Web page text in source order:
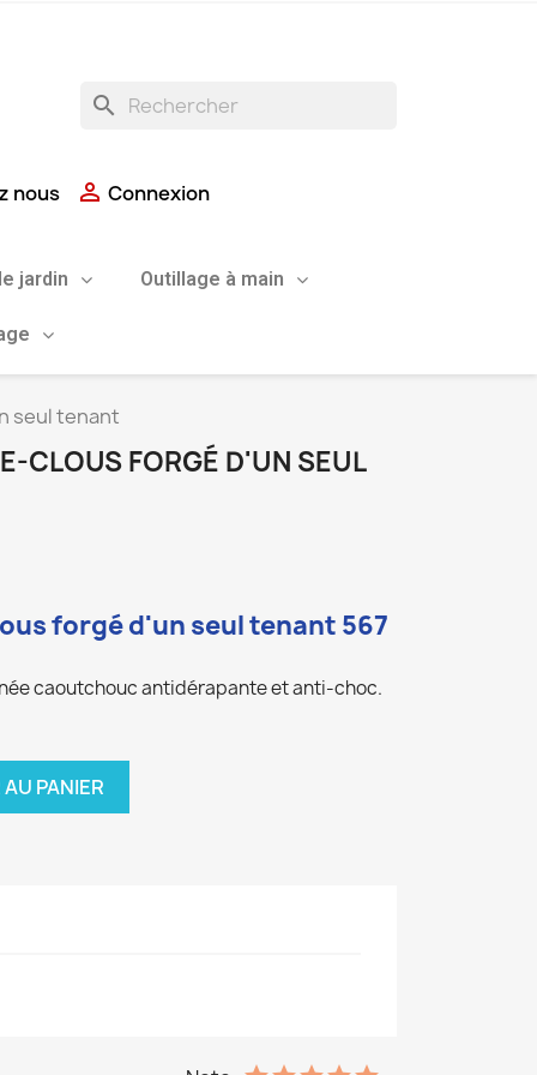
search
nous  Connexion
jardin Outillage à main
seul tenant
CLOUS FORGÉ D'UN SEUL
forgé d'un seul tenant 567
caoutchouc antidérapante et anti-choc.
PANIER